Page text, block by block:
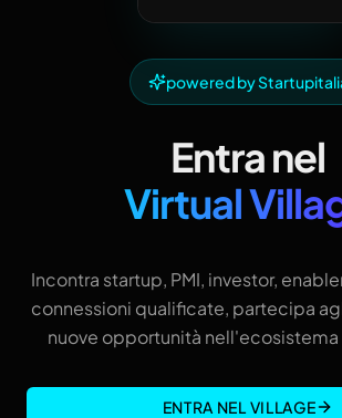
powered by
Entra nel
Virtual
Incontra startup, PMI, investor,
connessioni qualificate, partecipa
nuove opportunità nell'ecosistema
ENTRA NEL VILLAGE